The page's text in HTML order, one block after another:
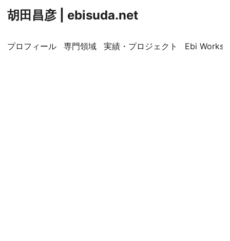
胡田昌彦 | ebisuda.net
プロフィール 専門領域 実績・プロジェクト Ebi